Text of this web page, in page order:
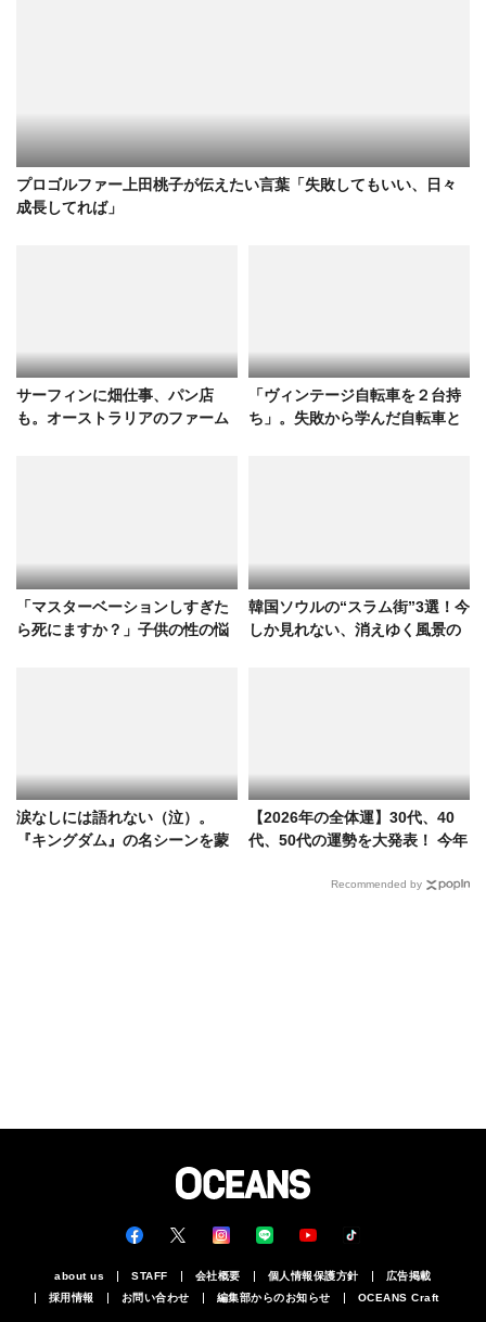
プロゴルファー上田桃子が伝えたい言葉「失敗してもいい、日々
成長してれば」
サーフィンに畑仕事、パン店
も。オーストラリアのファーム
「ヴィンテージ自転車を２台持
ち」。失敗から学んだ自転車と
「マスターベーションしすぎた
ら死にますか？」子供の性の悩
韓国ソウルの“スラム街”3選！今
しか見れない、消えゆく風景の
涙なしには語れない（泣）。
『キングダム』の名シーンを蒙
【2026年の全体運】30代、40
代、50代の運勢を大発表！ 今年
Recommended by
about us STAFF 会社概要 個人情報保護方針
広告掲載
採用情報
お問い合わせ 編集部からのお知らせ OCEANS Craft